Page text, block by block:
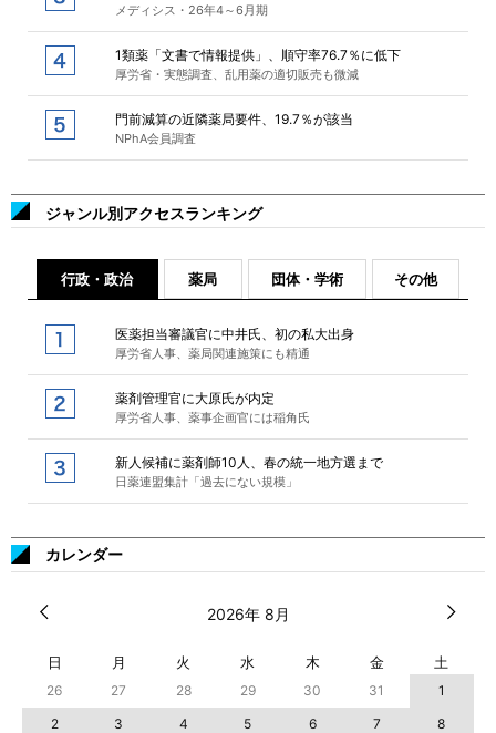
メディシス・26年4～6月期
1類薬「文書で情報提供」、順守率76.7％に低下
厚労省・実態調査、乱用薬の適切販売も微減
門前減算の近隣薬局要件、19.7％が該当
NPhA会員調査
ジャンル別アクセスランキング
行政・政治 薬局 団体・学術 その他
医薬担当審議官に中井氏、初の私大出身
厚労省人事、薬局関連施策にも精通
薬剤管理官に大原氏が内定
厚労省人事、薬事企画官には稲角氏
新人候補に薬剤師10人、春の統一地方選まで
日薬連盟集計「過去にない規模」
カレンダー
2026年 8月
日 月 火 水 木 金 土
26 27 28 29 30 31
1
2
3 4 5 6 7
8